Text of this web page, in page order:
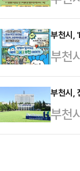
기질
넘’
서는
를 상
설)
상으
습센
기회
심곡
총
1~2
로 분
부천시,
부천
썹'을
가
에서
육의
부천시,
부천
기 위